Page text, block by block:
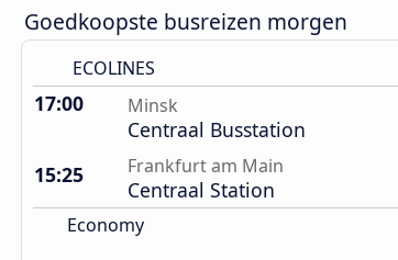
Goedkoopste busreizen morgen
ECOLINES
17:00 Minsk
Centraal Busstation
15:25
Frankfurt am Main
Centraal Station
Economy